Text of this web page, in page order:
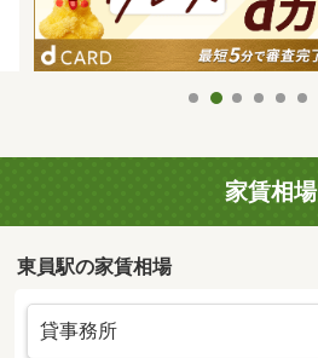
家賃相場
東員駅の家賃相場